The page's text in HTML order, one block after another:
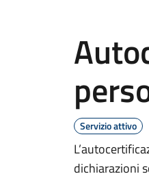
Servizio attivo
dichiarazioni